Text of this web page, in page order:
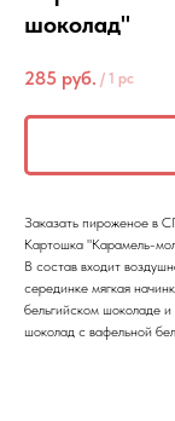
шоколад"
285 руб. / 1 pc
Заказать пироженое в
Картошка "Карамель-
В состав входит
серединке мягкая
бельгийском шоколаде
шоколад с вафельной